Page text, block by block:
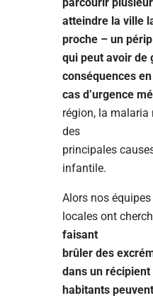
atteindre la ville
proche – un
qui peut avoir de
conséquences en
cas d’urgence
région, la malaria
des
principales
infantile.
Alors nos
locales ont
faisant
brûler des
dans un
habitants